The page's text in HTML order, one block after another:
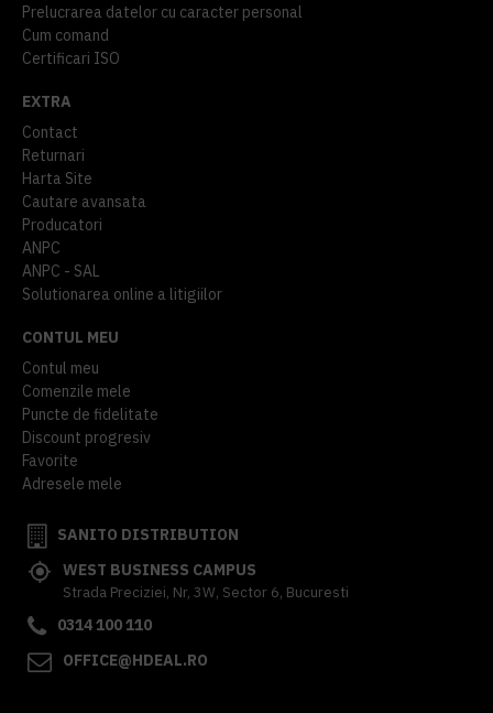
Prelucrarea datelor cu caracter personal
Cum comand
Certificari ISO
EXTRA
Contact
Returnari
Harta Site
Cautare avansata
Producatori
ANPC
ANPC - SAL
Solutionarea online a litigiilor
CONTUL MEU
Contul meu
Comenzile mele
Puncte de fidelitate
Discount progresiv
Favorite
Adresele mele
SANITO DISTRIBUTION
WEST BUSINESS CAMPUS
Strada Preciziei, Nr, 3W, Sector 6, Bucuresti
0314 100 110
OFFICE@HDEAL.RO